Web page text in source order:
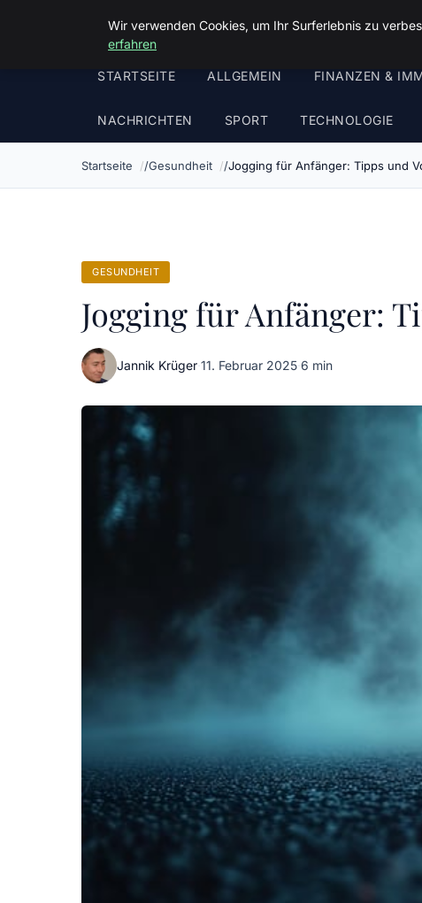
Malzminden
STARTSEITE ALLGEMEIN FINANZEN &
NACHRICHTEN SPORT TECHNOLOGIE
Startseite Gesundheit Jogging für Anfänger: Tipps und
GESUNDHEIT
Jogging für Anfänger:
Jannik Krüger·11. Februar 2025·6 min
Wir verwenden Cookies, um Ihr Surferlebnis zu
erfahren